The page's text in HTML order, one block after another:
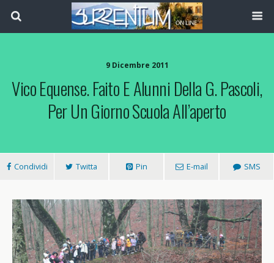
9 Dicembre 2011
Vico Equense. Faito E Alunni Della G. Pascoli,
Per Un Giorno Scuola All’aperto
Condividi Twitta Pin E-mail SMS